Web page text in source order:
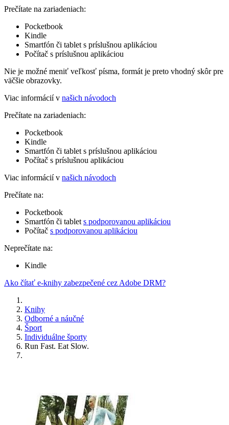
Prečítate na zariadeniach:
Pocketbook
Kindle
Smartfón či tablet s príslušnou aplikáciou
Počítač s príslušnou aplikáciou
Nie je možné meniť veľkosť písma, formát je preto vhodný skôr pre
väčšie obrazovky.
Viac informácií v našich návodoch
Prečítate na zariadeniach:
Pocketbook
Kindle
Smartfón či tablet s príslušnou aplikáciou
Počítač s príslušnou aplikáciou
Viac informácií v našich návodoch
Prečítate na:
Pocketbook
Smartfón či tablet s podporovanou aplikáciou
Počítač s podporovanou aplikáciou
Neprečítate na:
Kindle
Ako čítať e-knihy zabezpečené cez Adobe DRM?
Knihy
Odborné a náučné
Šport
Individuálne športy
Run Fast. Eat Slow.